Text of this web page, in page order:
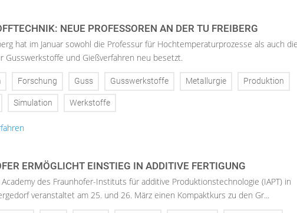
NEUE PROFESSOREN AN DER TU FREIBERG
hat im Januar sowohl die Professur für Hochtemperaturprozesse als auch
Gusswerkstoffe und Gießverfahren neu besetzt.
Forschung Guss Gusswerkstoffe Metallurgie Produktion
Simulation Werkstoffe
ERMÖGLICHT EINSTIEG IN ADDITIVE FERTIGUNG
des Fraunhofer-Instituts für additive Produktionstechnologie (IAPT) in
veranstaltet am 25. und 26. März einen Kompaktkurs zu den Gr...